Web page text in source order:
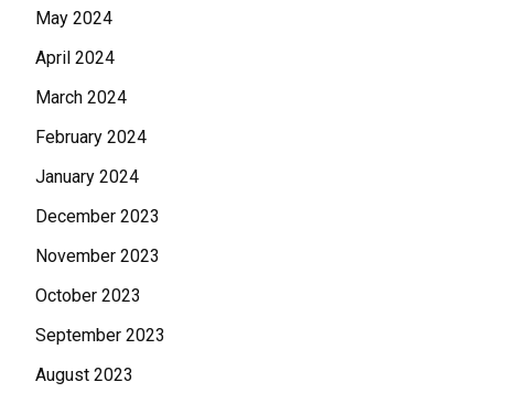
May 2024
April 2024
March 2024
February 2024
January 2024
December 2023
November 2023
October 2023
September 2023
August 2023